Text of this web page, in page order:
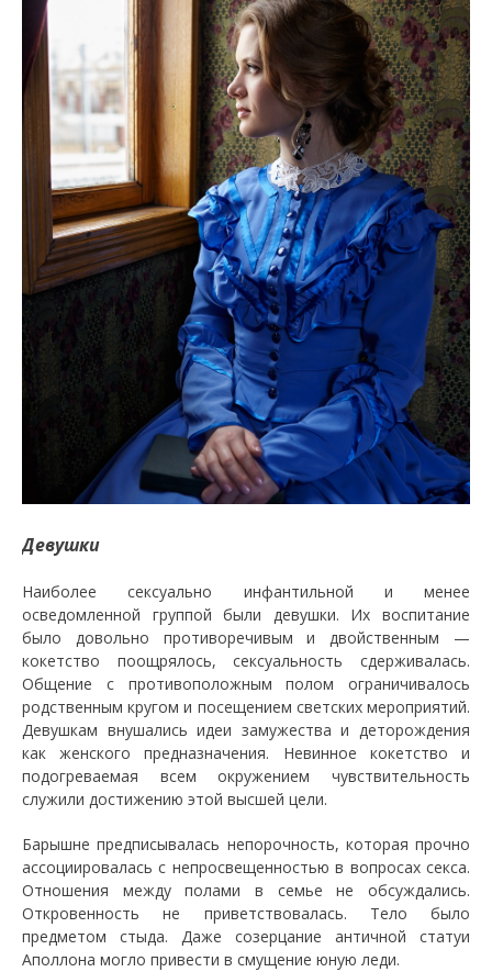
Девушки
Наиболее сексуально инфантильной и менее
осведомленной группой были девушки. Их воспитание
было довольно противоречивым и двойственным —
кокетство поощрялось, сексуальность сдерживалась.
Общение с противоположным полом ограничивалось
родственным кругом и посещением светских мероприятий.
Девушкам внушались идеи замужества и деторождения
как женского предназначения. Невинное кокетство и
подогреваемая всем окружением чувствительность
служили достижению этой высшей цели.
Барышне предписывалась непорочность, которая прочно
ассоциировалась с непросвещенностью в вопросах секса.
Отношения между полами в семье не обсуждались.
Откровенность не приветствовалась. Тело было
предметом стыда. Даже созерцание античной статуи
Аполлона могло привести в смущение юную леди.